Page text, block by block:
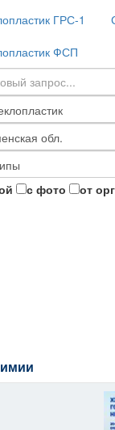
ГРС-1
ФСП
с фото от